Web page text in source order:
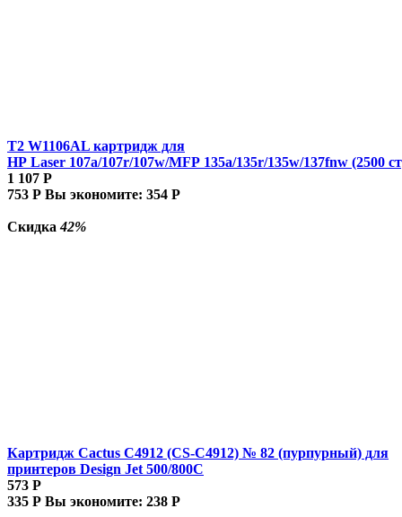
T2 W1106AL картридж для
HP Laser 107a/107r/107w/MFP 135a/135r/135w/137fnw (2500
1 107 Р
753 Р Вы экономите: 354 Р
Скидка42%
Картридж Cactus C4912 (CS-C4912) № 82 (пурпурный) для
принтеров Design Jet 500/800C
573 Р
335 Р Вы экономите: 238 Р